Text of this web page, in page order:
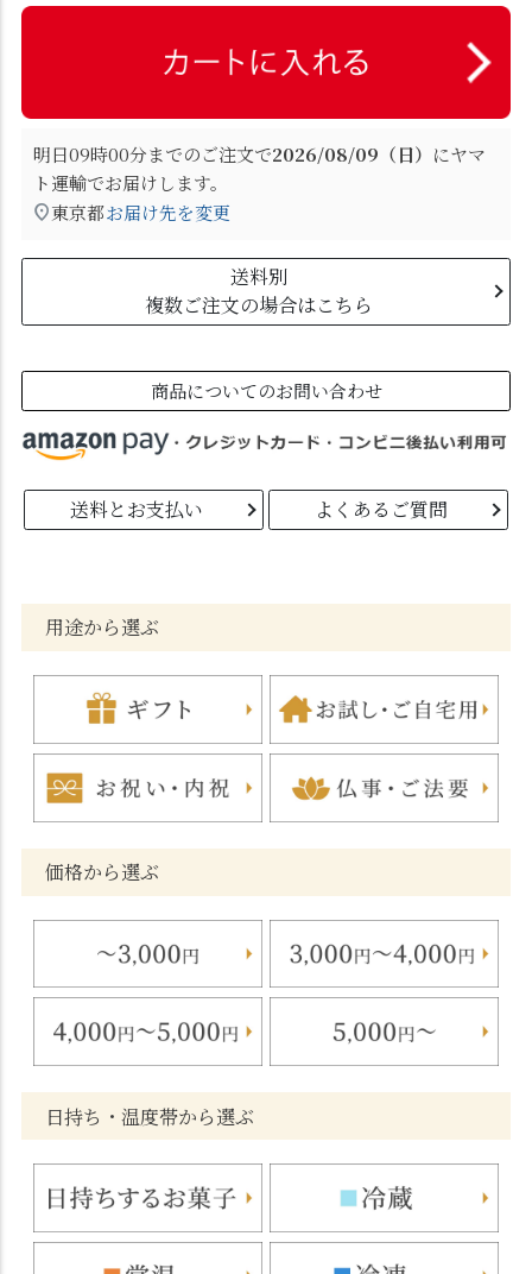
明日09時00分までのご注文で2026/08/09（日） にヤマ
ト運輸でお届けします。
東京都お届け先を変更
送料別
複数ご注文の場合はこちら
商品についてのお問い合わせ
送料とお支払い よくあるご質問
用途から選ぶ
価格から選ぶ
日持ち・温度帯から選ぶ